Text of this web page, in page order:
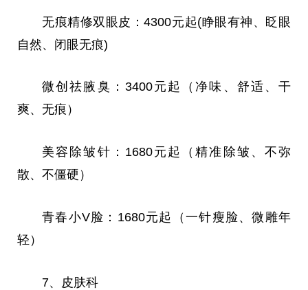
无痕精修双眼皮：4300元起(睁眼有神、眨眼
自然、闭眼无痕)
微创祛腋臭：3400元起（净味、舒适、干
爽、无痕）
美容除皱针：1680元起（精准除皱、不弥
散、不僵硬）
青春小V脸：1680元起（一针瘦脸、微 雕年
轻）
7、皮肤科